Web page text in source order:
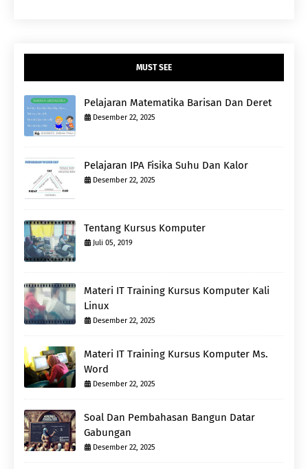
MUST SEE
Pelajaran Matematika Barisan Dan Deret
Desember 22, 2025
Pelajaran IPA Fisika Suhu Dan Kalor
Desember 22, 2025
Tentang Kursus Komputer
Juli 05, 2019
Materi IT Training Kursus Komputer Kali
Linux
Desember 22, 2025
Materi IT Training Kursus Komputer Ms.
Word
Desember 22, 2025
Soal Dan Pembahasan Bangun Datar
Gabungan
Desember 22, 2025